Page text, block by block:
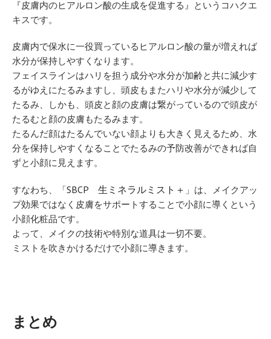
『皮膚内のヒアルロン酸の生成を促進する』というコハクエ
キスです。
皮膚内で保水に一役買っているヒアルロン酸の量が増えれば
水分が保持しやすくなります。
フェイスラインはハリを担う成分や水分が加齢と共に減少す
るがゆえにたるみますし、頭皮もまたハリや水分が減少して
たるみ、しかも、頭皮と顔の皮膚は繋がっているので頭皮が
たるむと顔の皮膚もたるみます。
たるんだ顔はたるんでいない顔よりも大きく見えるため、水
分を保持しやすくなることでたるみの予防改善ができれば自
ずと小顔に見えます。
すなわち、「SBCP 生ミネラルミスト＋ 」は、メイクアッ
プ効果ではなく皮膚をサポートすることで小顔に導くという
小顔化粧品です。
よって、メイクの技術や特別な道具は一切不要。
ミストを吹きかけるだけで小顔に導きます。
まとめ